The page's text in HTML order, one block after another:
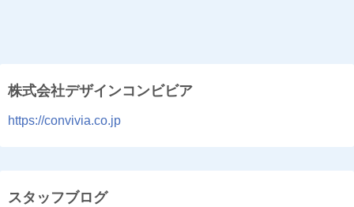
株式会社デザインコンビビア
https://convivia.co.jp
スタッフブログ